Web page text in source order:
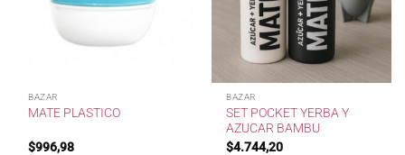
BAZAR
MATE PLASTICO
$996,98
BAZAR
SET POCKET YERBA Y
AZUCAR BAMBU
$4.744,20